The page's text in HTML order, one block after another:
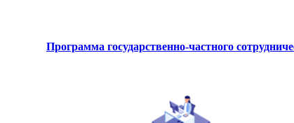
Программа государственно-частного